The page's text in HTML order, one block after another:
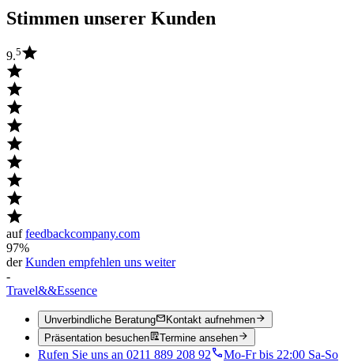
Stimmen unserer Kunden
9.5
auffeedbackcompany.com
97%
derKunden empfehlen uns weiter
-
Travel&&Essence
Unverbindliche Beratung
Kontakt aufnehmen
Präsentation besuchen
Termine ansehen
Rufen Sie uns an 0211 889 208 92
Mo-Fr bis 22:00 Sa-So